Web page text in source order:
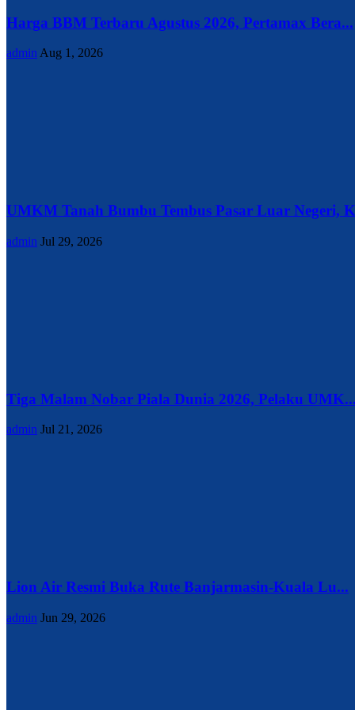
Harga BBM Terbaru Agustus 2026, Pertamax Bera...
admin Aug 1, 2026
UMKM Tanah Bumbu Tembus Pasar Luar Negeri,
admin Jul 29, 2026
Tiga Malam Nobar Piala Dunia 2026, Pelaku
admin Jul 21, 2026
Lion Air Resmi Buka Rute Banjarmasin-Kuala Lu...
admin Jun 29, 2026